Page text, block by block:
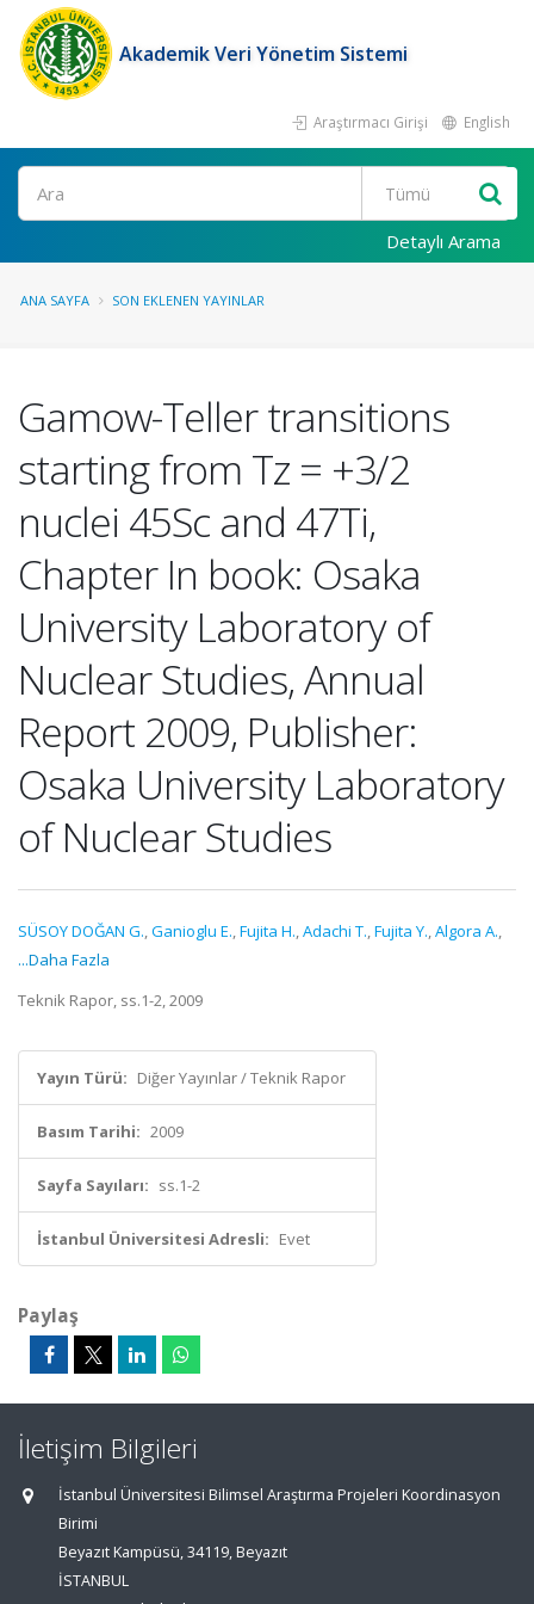
Akademik Veri Yönetim Sistemi
Araştırmacı Girişi English
Ara
Detaylı Arama
ANA SAYFA SON EKLENEN YAYINLAR
Gamow-Teller transitions
starting from Tz = +3/2
nuclei 45Sc and 47Ti,
Chapter In book: Osaka
University Laboratory of
Nuclear Studies, Annual
Report 2009, Publisher:
Osaka University Laboratory
of Nuclear Studies
SÜSOY DOĞAN G.,Ganioglu E.,Fujita H.,Adachi T.,Fujita Y.,Algora A.,
...Daha Fazla
Teknik Rapor, ss.1-2, 2009
Yayın Türü: Diğer Yayınlar / Teknik Rapor
Basım Tarihi: 2009
Sayfa Sayıları: ss.1-2
İstanbul Üniversitesi Adresli: Evet
Paylaş
İletişim Bilgileri
İstanbul Üniversitesi Bilimsel Araştırma Projeleri Koordinasyon
Birimi
Beyazıt Kampüsü, 34119, Beyazıt
İSTANBUL